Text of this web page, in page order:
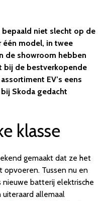
niet slecht op de
één model, in twee
de showroom hebben
bij de bestverkopende
EV’s eens
Skoda gedacht
klasse
gemaakt dat ze het
Tussen nu en
batterij elektrische
uiteraard allemaal